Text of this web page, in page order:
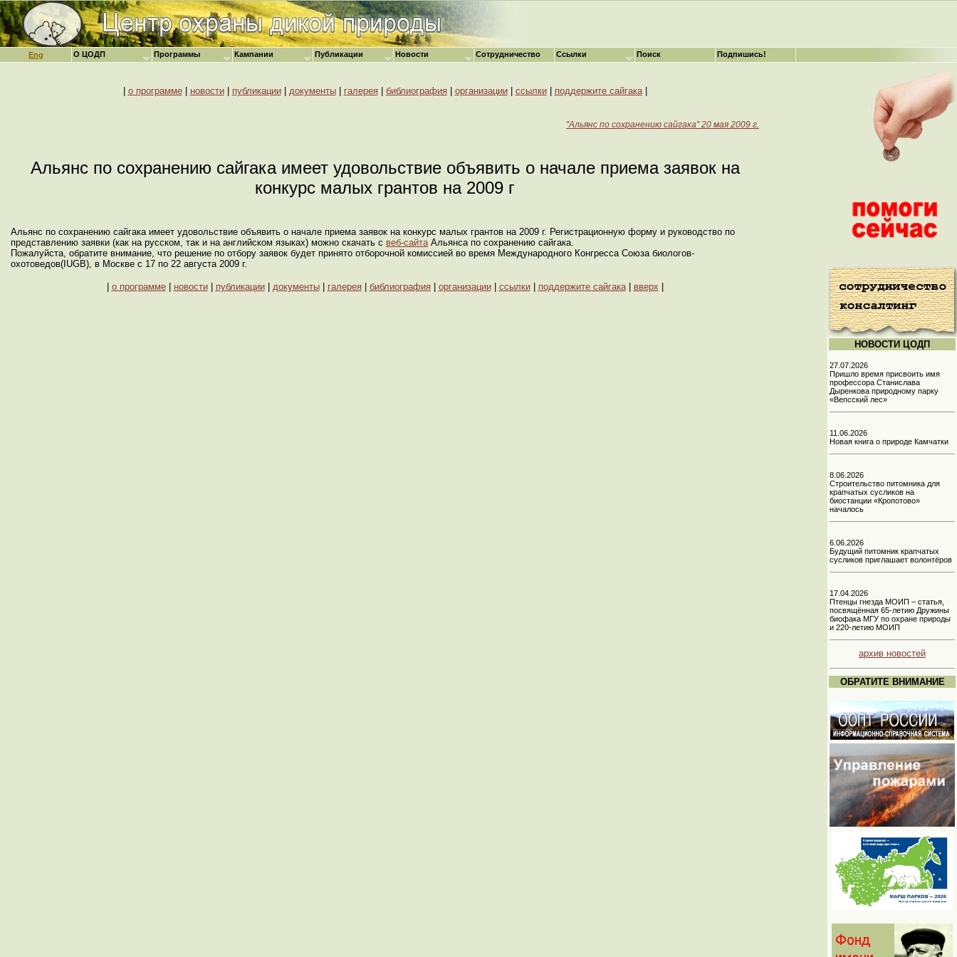
Eng
о программе| новости| публикации| документы| галерея| библиография| организации| ссылки| поддержите сайгака|
"Альянс по сохранению сайгака" 20 мая 2009 г.
Альянс по сохранению сайгака имеет удовольствие объявить о начале приема заявок на
конкурс малых грантов на 2009 г
Альянс по сохранению сайгака имеет удовольствие объявить о начале приема заявок на конкурс малых грантов на 2009 г. Регистрационную форму и руководство по
представлению заявки (как на русском, так и на английском языках) можно скачать с веб-сайтаАльянса по сохранению сайгака.
Пожалуйста, обратите внимание, что решение по отбору заявок будет принято отборочной комиссией во время Международного Конгресса Союза биологов-
охотоведов(IUGB), в Москве с 17 по 22 августа 2009 г.
о программе| новости| публикации| документы| галерея| библиография| организации| ссылки| поддержите сайгака| вверх
НОВОСТИ ЦОДП
27.07.2026
Пришло время присвоить имя
профессора Станислава
Дыренкова природному парку
«Вепсский лес»
11.06.2026
Новая книга о природе Камчатки
8.06.2026
Строительство питомника для
крапчатых сусликов на
биостанции «Кропотово»
началось
6.06.2026
Будущий питомник крапчатых
сусликов приглашает волонтёров
17.04.2026
Птенцы гнезда МОИП – статья,
посвящённая 65-летию Дружины
биофака МГУ по охране природы
и 220-летию МОИП
архив новостей
ОБРАТИТЕ ВНИМАНИЕ
О ЦОДП Программы Кампании Публикации Новости Сотрудничество Ссылки Поиск Подпишись!